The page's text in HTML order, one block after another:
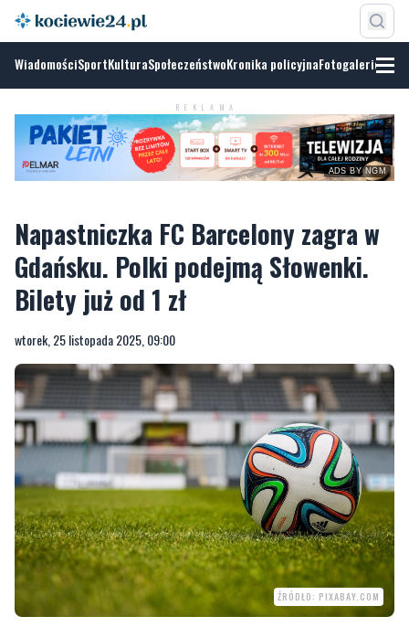
WiadomościSportKulturaSpołeczeństwoKronika policyjnaFotogalerie
REKLAMA
NGM
Napastniczka FC Barcelony zagra w
Bilety już od 1 zł
wtorek, 25 listopada 2025, 09:00
ŹRÓDŁO: PIXABAY.COM
Będzie to ostatni występ biało-czerwonych przed własną
publicznością w 2025 roku. I ten mecz odbędzie się w Gdańsku.